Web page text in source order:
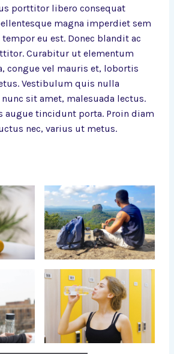
porttitor libero consequat
magna imperdiet sem
eu est. Donec blandit ac
Curabitur ut elementum
congue vel mauris et, lobortis
Vestibulum quis nulla
sit amet, malesuada lectus.
augue tincidunt porta. Proin diam
nec, varius ut metus.